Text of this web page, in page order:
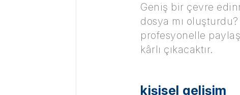
Geniş bir çevre
dosya mı
profesyonelle
kârlı çıkacaktır.
kişisel gelişim